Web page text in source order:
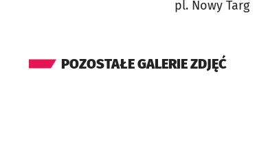
pl. Nowy Targ
POZOSTAŁE GALERIE ZDJĘĆ